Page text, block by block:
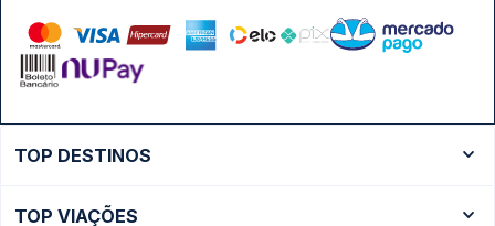
TOP DESTINOS
TOP VIAÇÕES